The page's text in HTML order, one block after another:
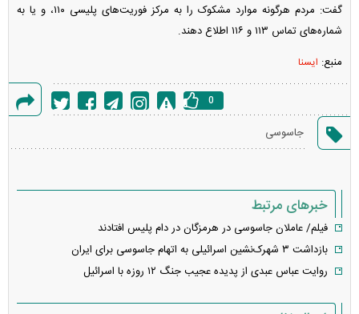
گفت: مردم هرگونه موارد مشکوک را به مرکز فوریت‌های پلیسی ۱۱۰، و یا به
شماره‌های تماس ۱۱۳ و ۱۱۶ اطلاع دهند.
منبع: ایسنا
خطا
0
جاسوسی
خبرهای مرتبط
فیلم/ عاملان جاسوسی در هرمزگان در دام پلیس افتادند
بازداشت ۳ شهرک‌نشین اسرائیلی به اتهام جاسوسی برای ایران
روایت عباس عبدی از پدیده عجیب جنگ ۱۲ روزه با اسرائیل